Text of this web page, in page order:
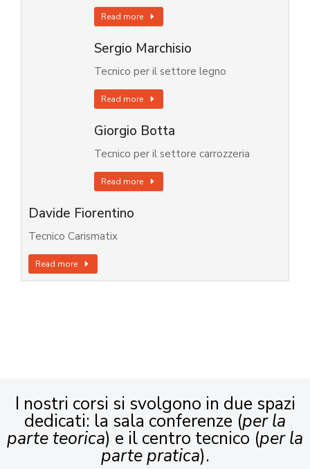
Read more
Sergio Marchisio
Tecnico per il settore legno
Read more
Giorgio Botta
Tecnico per il settore carrozzeria
Read more
Davide Fiorentino
Tecnico Carismatix
Read more
I nostri corsi si svolgono in due spazi
dedicati: la sala conferenze (per la
parte teorica) e il centro tecnico (per la
parte pratica).